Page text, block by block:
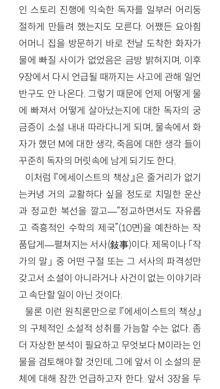
인 스토리 진행에 익숙한 독자를 일부러 어리둥
절하게 만들려 했는지도 모른다. 어쨌든 요아힘
어머니 집을 방문하기 바로 전날 도착한 화자가
물에 빠질 사이가 없었음은 금방 밝혀지며, 이후
9장에서 다시 언급될 때까지는 사고에 관해 일언
반구도 안 나온다. 그렇기 때문에 언제 어떻게 물
에 빠져서 어떻게 살아났는지에 대한 독자의 궁
금증이 소설 내내 따라다니게 되며, 물속에서 화
자가 했던 M에 대한 생각, 죽음에 대한 생각 들이
꾸준히 독자의 머릿속에 남게 되기도 한다.
이처럼 『에세이스트의 책상』은 줄거리가 없기
는커녕 거의 교활하다 싶을 정도로 치밀한 운산
과 정교한 복선을 깔고―“정교하면서도 자유롭
고 즉흥적인 수학의 제국”(10면)을 예찬하는 작
품답게―펼쳐지는 서사(敍事)이다. 제목이나 「작
가의 말」 중 어떤 구절 또는 그 서사의 파격성만
갖고서 소설이 아니라거나 사건이 없는 이야기라
고 속단할 일이 아닌 것이다.
물론 이런 원칙론만으로 『에세이스트의 책상』
의 구체적인 소설적 성취를 가늠할 수는 없다. 좀
더 자상한 분석이 필요하고 무엇보다 M이라는 인
물을 검토해야 할 것인데, 그에 앞서 이 소설의 문
체에 대해 잠깐 언급하고자 한다. 앞서 3장을 두